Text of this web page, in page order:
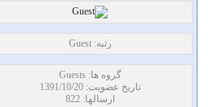
رتبه: Guest
گروه ها: Guests
تاریخ عضویت: 1391/10/20
ارسالها: 822